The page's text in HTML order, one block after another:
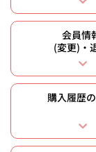
会員情
(変更)・
購入履歴